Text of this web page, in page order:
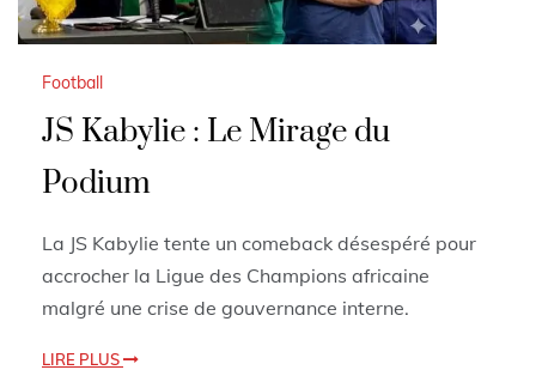
Football
JS Kabylie : Le Mirage du
Podium
La JS Kabylie tente un comeback désespéré pour
accrocher la Ligue des Champions africaine
malgré une crise de gouvernance interne.
LIRE PLUS